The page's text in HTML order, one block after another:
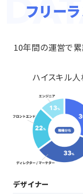
フリー
10年間の運営で
ハイスキル
デザイナー